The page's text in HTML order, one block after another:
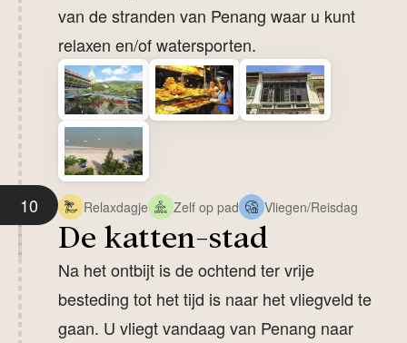
van de stranden van Penang waar u kunt
relaxen en/of watersporten.
10 Relaxdagje Zelf op pad Vliegen/Reisdag
De katten-stad
Na het ontbijt is de ochtend ter vrije
besteding tot het tijd is naar het vliegveld te
gaan. U vliegt vandaag van Penang naar